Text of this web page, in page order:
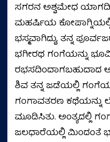
ಸಗರನ ಅಶ್ವಮೇಧ
ಮಹರ್ಷಿಯ
ಭಸ್ಮವಾಗಿದ್ದು, ತನ್ನ
ಭಗೀರಥ ಗಂಗೆಯನ್ನು
ರಭಸದಿಂದಾಗಬಹುದಾದ
ಶಿವ ತನ್ನ ಜಡೆಯಲ್ಲಿ
ಗಂಗಾವತರಣ ಕಥೆಯನ್ನು
ಮೂಡಿಸಿತು. ಅಂತ್ಯದಲ್ಲಿ
ಜಲಧಾರೆಯಲ್ಲಿ ಮಿಂದಂತೆ